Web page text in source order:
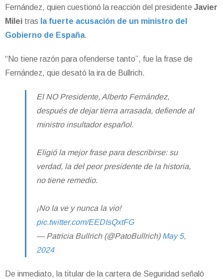
Fernández, quien cuestionó la reacción del presidente Javier
Milei tras la fuerte acusación de un ministro del
Gobierno de España.
“No tiene razón para ofenderse tanto”, fue la frase de
Fernández, que desató la ira de Bullrich.
El NO Presidente, Alberto Fernández,
después de dejar tierra arrasada, defiende al
ministro insultador español.
Eligió la mejor frase para describirse: su
verdad, la del peor presidente de la historia,
no tiene remedio.
¡No la ve y nunca la vio!
pic.twitter.com/EEDIsQxtFG
— Patricia Bullrich (@PatoBullrich) May 5,
2024
De inmediato, la titular de la cartera de Seguridad señaló